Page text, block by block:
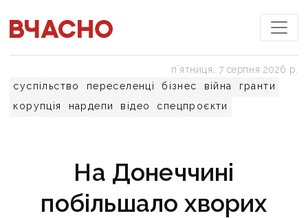
суспільство переселенці бізнес війна
гранти
корупція
нардепи відео спецпроєкти
пʼятниця, 7 серпня 2026 р.
На Донеччині
побільшало хворих